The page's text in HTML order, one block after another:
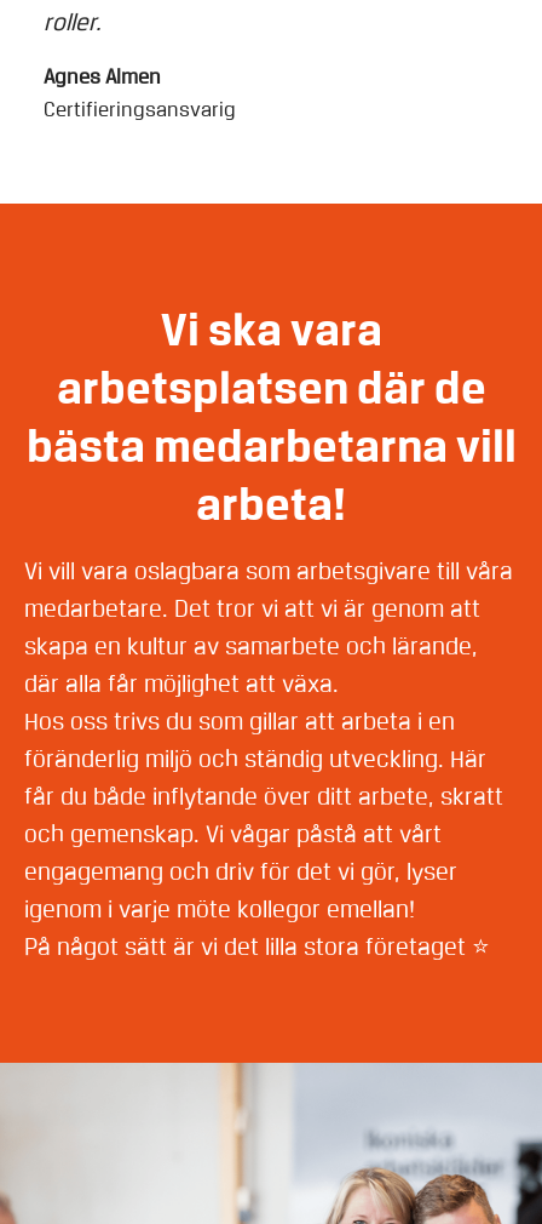
roller.
Agnes Almen
Certifieringsansvarig
Vi ska vara
arbetsplatsen där de
bästa medarbetarna vill
arbeta!
Vi vill vara oslagbara som arbetsgivare till våra
medarbetare. Det tror vi att vi är genom att
skapa en kultur av samarbete och lärande,
där alla får möjlighet att växa.
Hos oss trivs du som gillar att arbeta i en
föränderlig miljö och ständig utveckling. Här
får du både inflytande över ditt arbete, skratt
och gemenskap. Vi vågar påstå att vårt
engagemang och driv för det vi gör, lyser
igenom i varje möte kollegor emellan!
På något sätt är vi det lilla stora företaget ⭐